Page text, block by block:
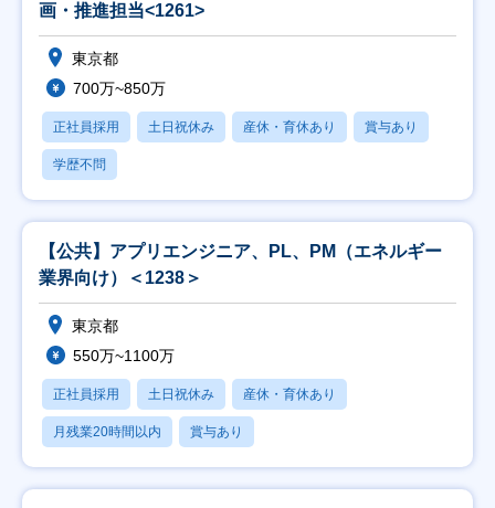
画・推進担当<1261>
東京都
700万~850万
正社員採用 土日祝休み 産休・育休あり 賞与あり
学歴不問
【公共】アプリエンジニア、PL、PM（エネルギー
業界向け）＜1238＞
東京都
550万~1100万
正社員採用 土日祝休み 産休・育休あり
月残業20時間以内 賞与あり